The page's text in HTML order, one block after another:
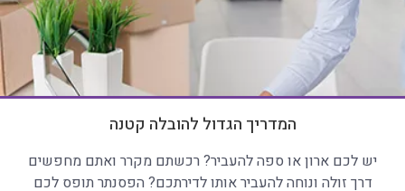
המדריך הגדול להובלה קטנה
יש לכם ארון או ספה להעביר? רכשתם מקרר ואתם מחפשים
דרך זולה ונוחה להעביר אותו לדירתכם? הפסנתר תופס לכם